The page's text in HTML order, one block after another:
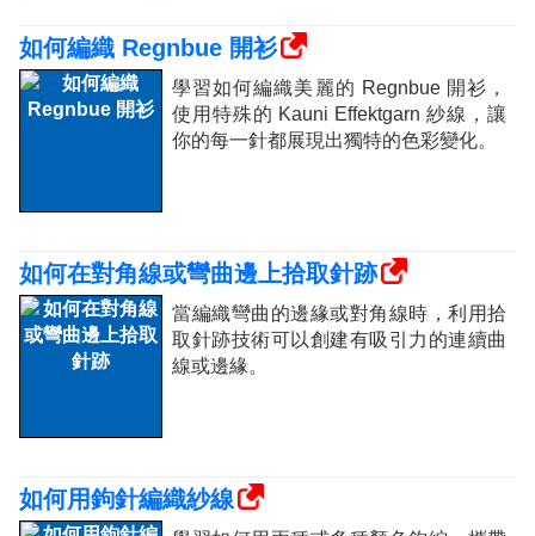
如何編織 Regnbue 開衫
學習如何編織美麗的 Regnbue 開衫，
使用特殊的 Kauni Effektgarn 紗線，讓
你的每一針都展現出獨特的色彩變化。
如何在對角線或彎曲邊上拾取針跡
當編織彎曲的邊緣或對角線時，利用拾
取針跡技術可以創建有吸引力的連續曲
線或邊緣。
如何用鉤針編織紗線